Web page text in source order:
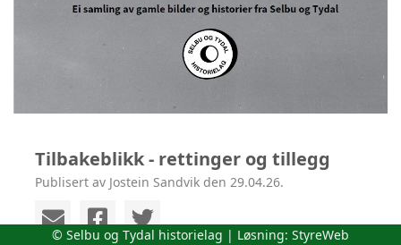
Tilbakeblikk - rettinger og tillegg
Publisert av Jostein Sandvik den 29.04.26.
© Selbu og Tydal historielag | Løsning: StyreWeb